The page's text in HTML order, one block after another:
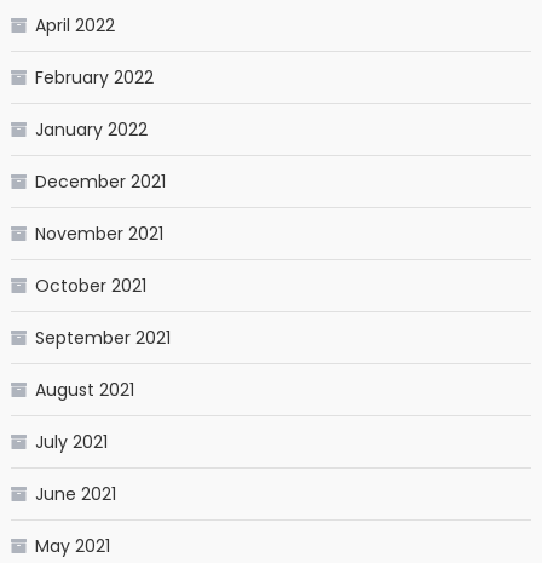
April 2022
February 2022
January 2022
December 2021
November 2021
October 2021
September 2021
August 2021
July 2021
June 2021
May 2021